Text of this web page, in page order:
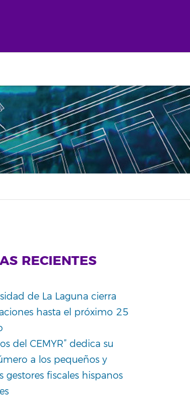
RECIENTES
de La Laguna cierra
hasta el próximo 25
del CEMYR” dedica su
a los pequeños y
gestores fiscales hispanos